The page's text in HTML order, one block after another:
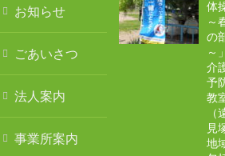
お知らせ
ごあいさつ
法人案内
事業所案内
体操
～春
の部
～」
介護
予防
教室
（遠
見塚
地域
遠見塚地域包括支援センター
地域密着型特別養護老人ホームチアフ
特別養護老人ホームチアフル岩沼
岩沼市デイサービスセンターたけくま